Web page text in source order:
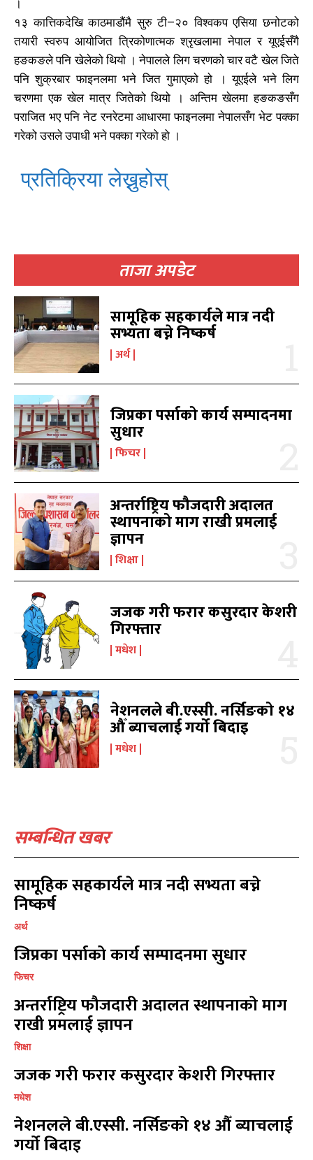
समाचार 1080
मधेश 215
राजनीति 55
अर्थ 54
फिचर
प्रदेश
खेलकूद 15
खेल
मनोरञ्जन 10
पत्रपत्रिका
गण्डकी 6
कर्णाली
सम्पर्क
विज्ञापनको लागि
9855036154
प्रतिक्रिया लेख्नुहोस्
समाचार 1080
मधेश 215
राजनीति 55
अर्थ 54
फिचर
प्रदेश
खेलकूद 15
खेल
मनोरञ्जन 10
पत्रपत्रिका
गण्डकी 6
कर्णाली
सम्पर्क
विज्ञापनको लागि
9855036154
प्रतिक्रिया लेख्नुहोस्
ताजा अपडेट
सामूहिक सहकार्यले मात्र नदी
सभ्यता बच्ने निष्कर्ष
अर्थ
जिप्रका पर्साको कार्य सम्पादनमा
सुधार
फिचर
अन्तर्राष्ट्रिय फौजदारी अदालत
स्थापनाको माग राखी प्रमलाई
ज्ञापन
शिक्षा
जजक गरी फरार कसुरदार केशरी
गिरफ्तार
मधेश
नेशनलले बी.एस्सी. नर्सिङको १४
औँ ब्याचलाई गर्यो बिदाइ
मधेश
१३ कात्तिकदेखि काठमाडौंमै सुरु टी–२० विश्वकप एसिया छनोटको
तयारी स्वरुप आयोजित त्रिकोणात्मक श्रृखलामा नेपाल र यूएईसँगै
हङकङले पनि खेलेको थियो । नेपालले लिग चरणको चार वटै खेल जिते
पनि शुक्रबार फाइनलमा भने जित गुमाएको हो । यूएईले भने लिग
चरणमा एक खेल मात्र जितेको थियो । अन्तिम खेलमा हङकङसँग
पराजित भए पनि नेट रनरेटमा आधारमा फाइनलमा नेपालसँग भेट पक्का
गरेको उसले उपाधी भने पक्का गरेको हो ।
प्रतिक्रिया लेख्नुहोस्
सम्बन्धित खबर
सामूहिक सहकार्यले मात्र नदी सभ्यता बच्ने
निष्कर्ष
अर्थ
जिप्रका पर्साको कार्य सम्पादनमा सुधार
फिचर
अन्तर्राष्ट्रिय फौजदारी अदालत स्थापनाको माग
राखी प्रमलाई ज्ञापन
शिक्षा
जजक गरी फरार कसुरदार केशरी गिरफ्तार
मधेश
नेशनलले बी.एस्सी. नर्सिङको १४ औँ ब्याचलाई
गर्यो बिदाइ